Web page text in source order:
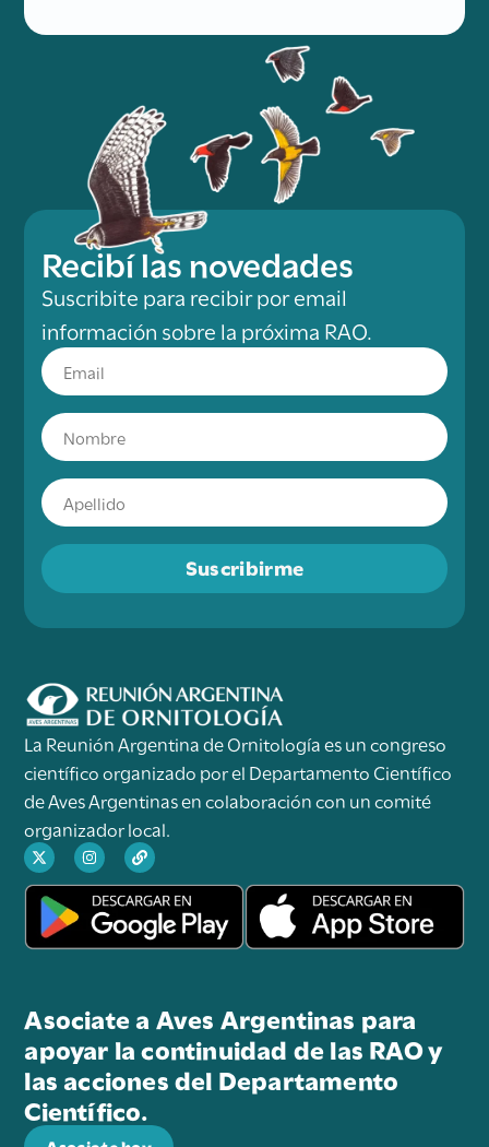
Recibí las novedades
Suscribite para recibir por email
información sobre la próxima RAO.
Suscribirme
La Reunión Argentina de Ornitología es un congreso
científico organizado por el Departamento Científico
de Aves Argentinas en colaboración con un comité
organizador local.
Asociate a Aves Argentinas para
apoyar la continuidad de las RAO y
las acciones del Departamento
Científico.